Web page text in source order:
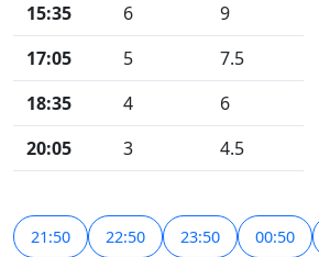
15:35
6
9
17:05
5
7.5
18:35
4
6
20:05
3 4.5
21:50 22:50 23:50 00:50